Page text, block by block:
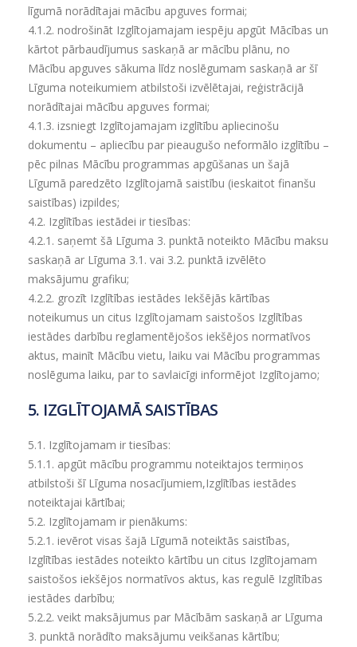
līgumā norādītajai mācību apguves formai;
4.1.2. nodrošināt Izglītojamajam iespēju apgūt Mācības un
kārtot pārbaudījumus saskaņā ar mācību plānu, no
Mācību apguves sākuma līdz noslēgumam saskaņā ar šī
Līguma noteikumiem atbilstoši izvēlētajai, reģistrācijā
norādītajai mācību apguves formai;
4.1.3. izsniegt Izglītojamajam izglītību apliecinošu
dokumentu – apliecību par pieaugušo neformālo izglītību –
pēc pilnas Mācību programmas apgūšanas un šajā
Līgumā paredzēto Izglītojamā saistību (ieskaitot finanšu
saistības) izpildes;
4.2. Izglītības iestādei ir tiesības:
4.2.1. saņemt šā Līguma 3. punktā noteikto Mācību maksu
saskaņā ar Līguma 3.1. vai 3.2. punktā izvēlēto
maksājumu grafiku;
4.2.2. grozīt Izglītības iestādes Iekšējās kārtības
noteikumus un citus Izglītojamam saistošos Izglītības
iestādes darbību reglamentējošos iekšējos normatīvos
aktus, mainīt Mācību vietu, laiku vai Mācību programmas
noslēguma laiku, par to savlaicīgi informējot Izglītojamo;
5. IZGLĪTOJAMĀ SAISTĪBAS
5.1. Izglītojamam ir tiesības:
5.1.1. apgūt mācību programmu noteiktajos termiņos
atbilstoši šī Līguma nosacījumiem,Izglītības iestādes
noteiktajai kārtībai;
5.2. Izglītojamam ir pienākums:
5.2.1. ievērot visas šajā Līgumā noteiktās saistības,
Izglītības iestādes noteikto kārtību un citus Izglītojamam
saistošos iekšējos normatīvos aktus, kas regulē Izglītības
iestādes darbību;
5.2.2. veikt maksājumus par Mācībām saskaņā ar Līguma
3. punktā norādīto maksājumu veikšanas kārtību;